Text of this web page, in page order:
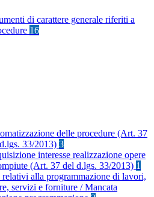
di carattere generale riferiti a
16
delle procedure (Art. 37
33/2013) 3
interesse realizzazione opere
(Art. 37 del d.lgs. 33/2013) 1
alla programmazione di lavori,
servizi e forniture / Mancata